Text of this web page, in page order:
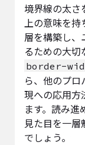
境界線の太さ
上の意味を
層を構築し、
るための大切
border-
ら、他のプ
現への応用方
ます。読み
見た目を一
でしょう。